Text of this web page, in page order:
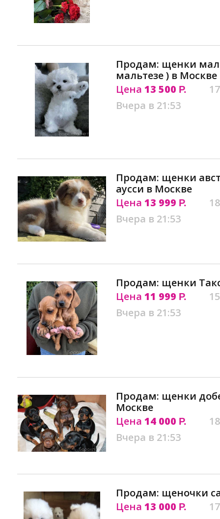
Продам: щенки
мальтезе ) в Москве
Цена 13 500 Р.
Вчера в 21:53
Продам: щенки
аусси в Москве
Цена 13 999 Р.
Вчера в 21:53
Продам: щенки
Цена 11 999 Р.
Вчера в 21:53
Продам: щенки
Москве
Цена 14 000 Р.
Вчера в 21:53
Продам: щеночки
Цена 13 000 Р.